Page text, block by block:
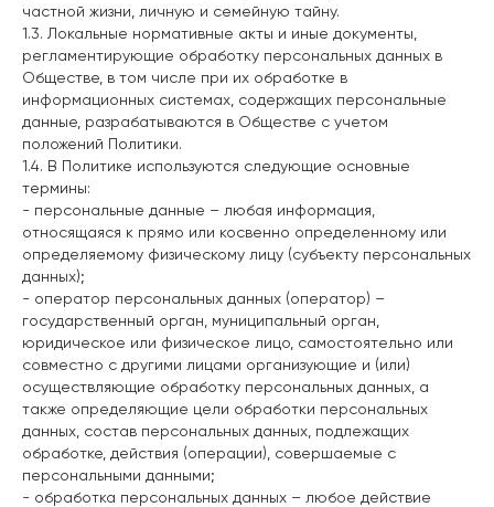
частной жизни, личную и семейную тайну.
1.3. Локальные нормативные акты и иные документы,
регламентирующие обработку персональных данных в
Обществе, в том числе при их обработке в
информационных системах, содержащих персональные
данные, разрабатываются в Обществе с учетом
положений Политики.
1.4. В Политике используются следующие основные
термины:
- персональные данные – любая информация,
относящаяся к прямо или косвенно определенному или
определяемому физическому лицу (субъекту персональных
данных);
- оператор персональных данных (оператор) –
государственный орган, муниципальный орган,
юридическое или физическое лицо, самостоятельно или
совместно с другими лицами организующие и (или)
осуществляющие обработку персональных данных, а
также определяющие цели обработки персональных
данных, состав персональных данных, подлежащих
обработке, действия (операции), совершаемые с
персональными данными;
- обработка персональных данных – любое действие